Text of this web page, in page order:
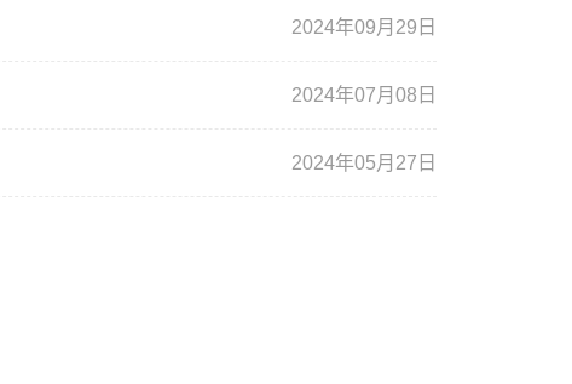
2024年09月29日
2024年07月08日
2024年05月27日